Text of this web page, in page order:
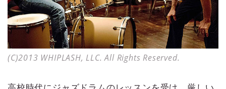
(C)2013 WHIPLASH, LLC. All Rights Reserved.